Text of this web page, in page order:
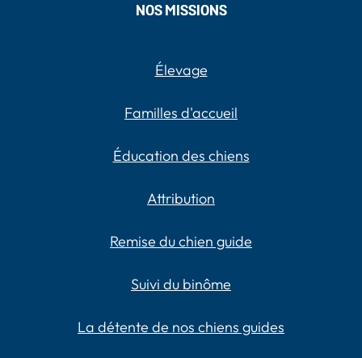
NOS MISSIONS
Élevage
Familles d'accueil
Éducation des chiens
Attribution
Remise du chien guide
Suivi du binôme
La détente de nos chiens guides